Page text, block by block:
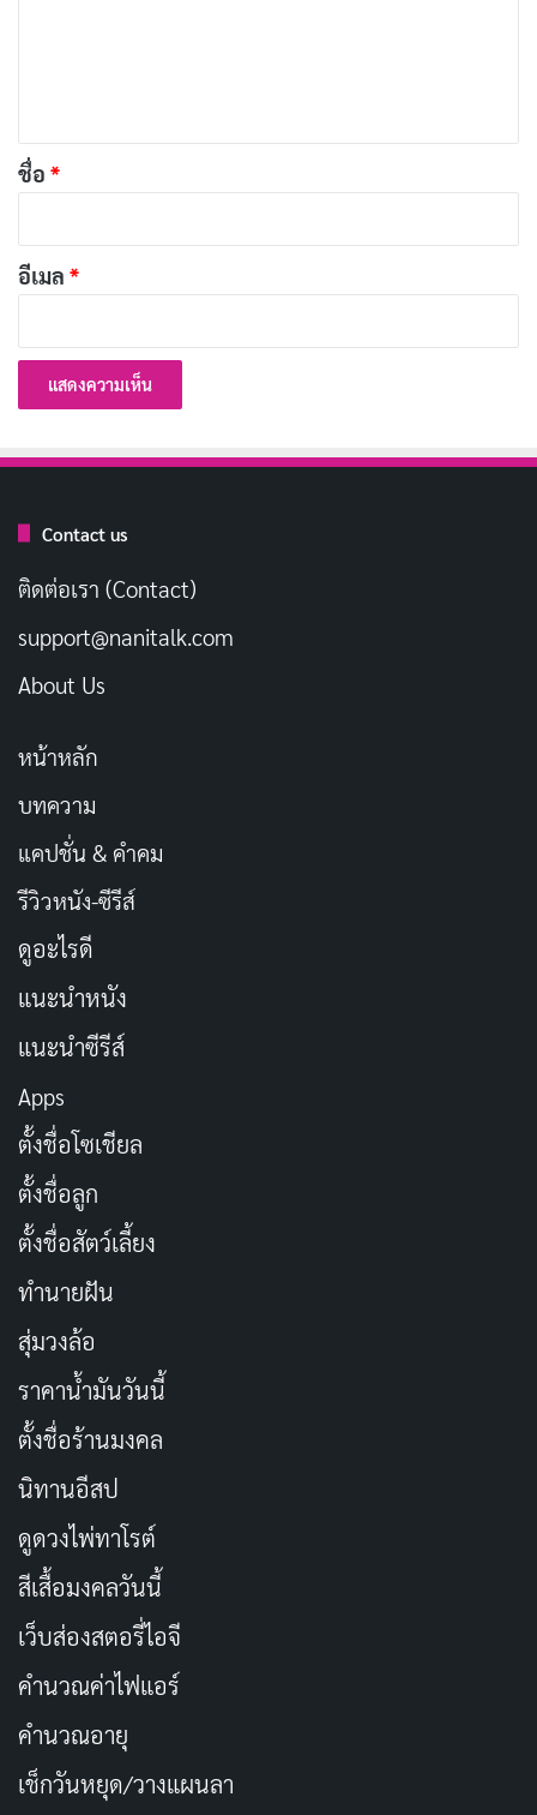
1. อย. เริ่มต้นด้วยการมองหาเลข อย ที่อยู่บริเวณหลังกล่อง
วิตามิน จะมีตัวเลขอยู่ประมาณ 13 หลัก ที่อยู่ในกรอบ และ
2. เว็บตรวจ อย. ที่ง่ายที่สุด จะเป็นแบบในรูป ให้คุณทำการ
สามารถเริ่มการใส่เลข อย ง่าย ๆ ได้แล้ว
3. เว็บตรวจสอบ อย. จะต้องทำการนำเลขในกรอบของ
ขวด ยา คอลลาเจน ผลิตภัณฑ์อาหารเสริม ครีม เครื่อง
สำอาง วิตามิน ที่มี 13 หลัก ใส่ลงในเว็บไซต์ตรวจสอบ อย
4. วิธีการเช็คเลข อย. คุณจะได้ผลลัพธ์ของรายละเอียด
ที่ทาง สำนักงานคณะกรรมการอาหารและยา ได้ทำการ
ตรวจสอบสินค้า ว่าผ่านมาตรฐานแล้ว ถ้ามีรายละเอียดระบุ
ไว้ ก็แปลว่า สินค้านั้น ๆ ได้ผ่านมาตรฐานที่คุณต้องการ
เรียบร้อยแล้ว
thailandherbstore
อย.
*
ชื่อ *
อีเมล *
Contact us
ติดต่อเรา (Contact)
support@nanitalk.com
About Us
หน้าหลัก
บทความ
แคปชั่น & คำคม
รีวิวหนัง-ซีรีส์
ดูอะไรดี
แนะนำหนัง
แนะนำซีรีส์
Apps
ตั้งชื่อโซเชียล
ตั้งชื่อลูก
ตั้งชื่อสัตว์เลี้ยง
ทำนายฝัน
สุ่มวงล้อ
ราคาน้ำมันวันนี้
ตั้งชื่อร้านมงคล
นิทานอีสป
ดูดวงไพ่ทาโรต์
สีเสื้อมงคลวันนี้
เว็บส่องสตอรี่ไอจี
คำนวณค่าไฟแอร์
คำนวณอายุ
เช็กวันหยุด/วางแผนลา